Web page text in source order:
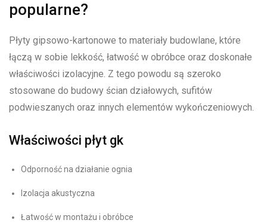
popularne?
Płyty gipsowo-kartonowe to materiały budowlane, które
łączą w sobie lekkość, łatwość w obróbce oraz doskonałe
właściwości izolacyjne. Z tego powodu są szeroko
stosowane do budowy ścian działowych, sufitów
podwieszanych oraz innych elementów wykończeniowych.
Właściwości płyt gk
Odporność na działanie ognia
Izolacja akustyczna
Łatwość w montażu i obróbce